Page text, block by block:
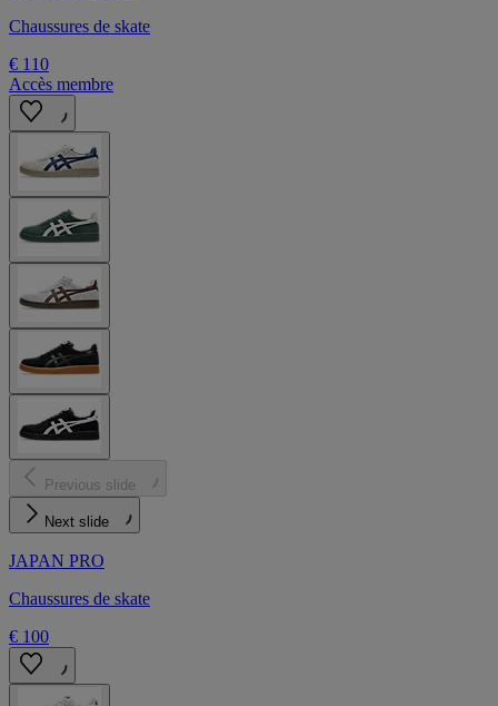
Chaussures de skate
€ 110
Accès membre
Previous slide
Next slide
JAPAN PRO
Chaussures de skate
€ 100